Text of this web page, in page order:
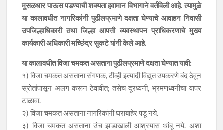
मुसळधार पाऊस पडण्याची शक्यता हवामान विभागाने वर्तविली आहे. त्यामुळे
या कालावधीत नागरिकांनी पुढीलप्रमाणे दक्षता घेण्याचे आवाहन निवासी
उपजिल्हाधिकारी तथा जिल्हा आपत्ती व्यवस्थापन प्राधिकरणाचे मुख्य
कार्यकारी अधिकारी मच्छिंद्र सुकटे यांनी केले आहे.
या कालावधीत विजा चमकत असताना पुढीलप्रमाणे दक्षता घेण्यात यावी:
१) विजा चमकत असताना संगणक, टीव्ही इत्यादी विद्युत उपकरणे बंद ठेवून
स्रोतांपासून अलग करून ठेवावीत; तसेच दूरध्वनी, भ्रमणध्वनीचा वापर
टाळावा.
२) विजा चमकत असताना नागरिकांनी घराबाहेर पडू नये.
३) विजा चमकत असताना उंच झाडाखाली आश्रयास थांबू नये. अशा